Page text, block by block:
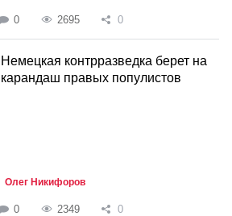
0 2695 0
Немецкая контрразведка берет на
карандаш правых популистов
Олег Никифоров
0 2349 0